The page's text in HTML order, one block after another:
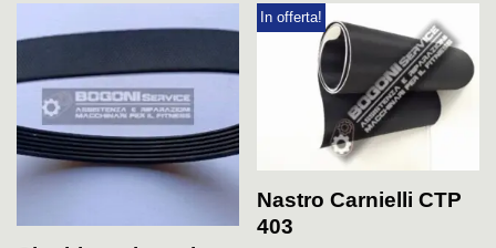
In offerta!
Nastro Carnielli CTP
403